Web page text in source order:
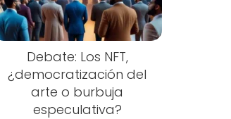
Debate: Los NFT,
¿democratización del
arte o burbuja
especulativa?